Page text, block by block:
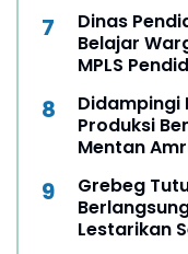
Dinas
Belajar
MPLS
Didampingi
Produksi
Mentan
Grebeg
Lestarikan